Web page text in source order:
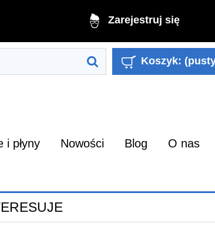
Zarejestruj się
Koszyk:
i płyny Nowości Blog O nas